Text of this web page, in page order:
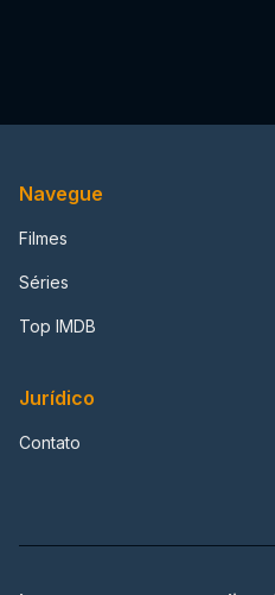
Navegue
Filmes
Séries
Top IMDB
Jurídico
Contato